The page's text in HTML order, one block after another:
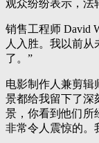
观众纷纷表示，法
销售工程师 David
人入胜。我以前
了。”
电影制作人兼剪辑
景都给我留下了深
景，你看到他们所
非常令人震惊的。